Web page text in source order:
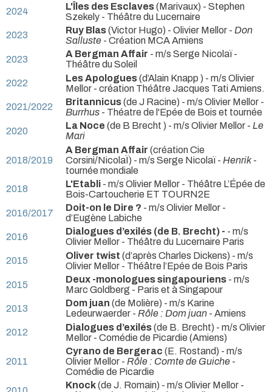
2024
L'Îles des Esclaves(Marivaux) - Stephen
Szekely - Théâtre du Lucernaire
2023
Ruy Blas(Victor Hugo) - Olivier Mellor - Don
Salluste - Création MCA Amiens
2023
A Bergman Affair - m/s Serge Nicolaï-
Théâtre du Soleil
2022
Les Apologues(d’Alain Knapp ) - m/s Olivier
Mellor - création Théâtre Jacques Tati Amiens.
2021/2022
Britannicus(de J Racine) - m/s Olivier Mellor -
Burrhus - Théatre de l'Epée de Bois et tournée
2020
La Noce (de B Brecht ) - m/s Olivier Mellor - Le
Mari
2018/2019
A Bergman Affair (création Cie
Corsini/NicolaÏ) - m/s Serge Nicolaï - Henrik-
tournée mondiale
2018
L'Etabli - m/s Olivier Mellor - Théâtre L’Épée de
Bois-Cartoucherie ET TOURN2E
2016/2017
Doit-on le Dire ? - m/s Olivier Mellor -
d’Eugène Labiche
2016
Dialogues d’exilés (de B. Brecht) - - m/s
Olivier Mellor - Théâtre du Lucernaire Paris
2015
Oliver twist (d’après Charles Dickens) - m/s
Olivier Mellor - Théâtre l’Epée de Bois Paris
2015
Deux -monologues singapouriens - m/s
Marc Goldberg - Paris et à Singapour
2013
Dom juan (de Molière) - m/s Karine
Ledeurwaerder - Rôle : Dom juan - Amiens
2012
Dialogues d’exilés(de B. Brecht) - m/s Olivier
Mellor - Comédie de Picardie (Amiens)
2011
Cyrano de Bergerac (E. Rostand) - m/s
Olivier Mellor - Rôle : Comte de Guiche -
Comédie de Picardie
Knock(de J. Romain) - m/s Olivier Mellor -